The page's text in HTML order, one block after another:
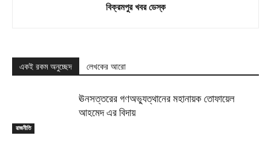
বিক্রমপুর খবর ডেস্ক
একই রকম অনুচ্ছেদ লেখকের আরো
রাজনীতি
ঊনসত্তরের গণঅভ্যুত্থানের মহানায়ক তোফায়েল
আহমেদ এর বিদায়